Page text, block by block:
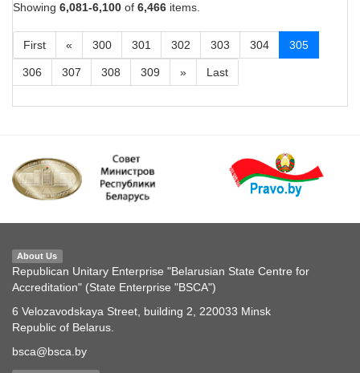
Showing 6,081-6,100 of 6,466 items.
First « 300 301 302 303 304 305
306 307 308 309 » Last
About Us
Republican Unitary Enterprise "Belarusian State Centre for
Accreditation" (State Enterprise "BSCA")
6 Velozavodskaya Street, building 2, 220033 Minsk
Republic of Belarus.
bsca@bsca.by